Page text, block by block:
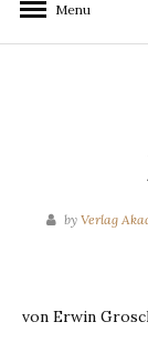
Menu
by Verlag
von Erwin